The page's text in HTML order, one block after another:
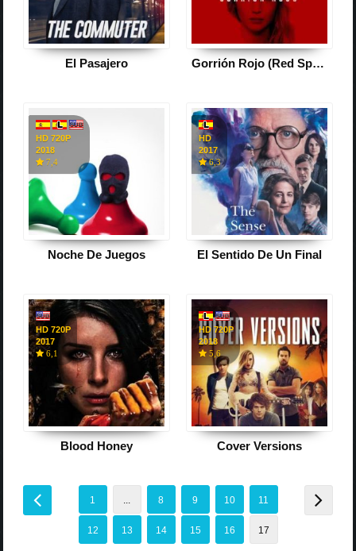
El Pasajero Gorrión Rojo (Red Sparrow)
HD 720P
2018
7,4
Noche De Juegos
HD
2017
6,3
El Sentido De Un Final
HD 720P
2017
6,1
Blood Honey
HD 720P
2018
5,6
Cover Versions
1 ... 8 9 10 11
12 13 14 15 16 17